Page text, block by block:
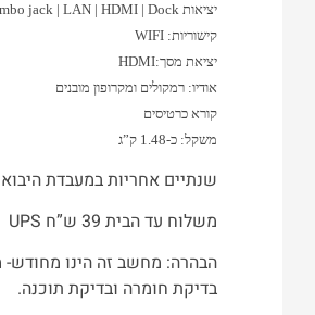
יציאות USB 3.0 (charging) | Thunderbolt 3 | USB 3.0 | Headphone/microphone combo jack | LAN | HDMI | Dock
קישוריות: WIFI
יציאת מסך:HDMI
אודיו: רמקולים ומקרופון מובנים
קורא כרטיסים
משקל: כ-1.48 ק”ג
שנתיים אחריות במעבדת
משלוח עד הבית 39 ש”ח UPS
בדיקת חומרה ובדיקת תוכנה.